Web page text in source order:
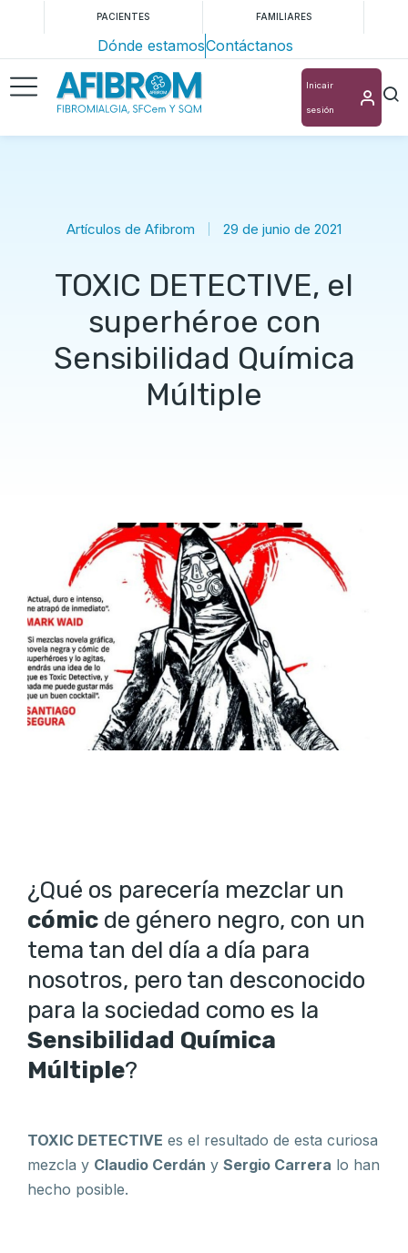
PACIENTES FAMILIARES
Dónde estamosContáctanos
Inicair
sesión
Artículos de Afibrom 29 de junio de 2021
TOXIC DETECTIVE, el
superhéroe con
Sensibilidad Química
Múltiple
¿Qué os parecería mezclar un
cómic de género negro, con un
tema tan del día a día para
nosotros, pero tan desconocido
para la sociedad como es la
Sensibilidad Química
Múltiple?
TOXIC DETECTIVE es el resultado de esta curiosa
mezcla y Claudio Cerdán y Sergio Carrera lo han
hecho posible.